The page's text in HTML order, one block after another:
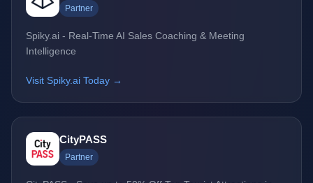
Partner
Spiky.ai - Real-Time AI Sales Coaching & Meeting
Intelligence
Visit Spiky.ai Today →
CityPASS
Partner